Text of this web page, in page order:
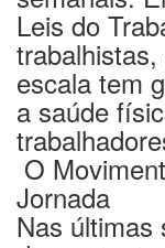
Leis do
escala tem
a saúde
O
Jornada
Nas últimas